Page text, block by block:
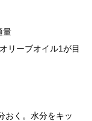
量
リーブオイル1が目
おく。水分をキッ